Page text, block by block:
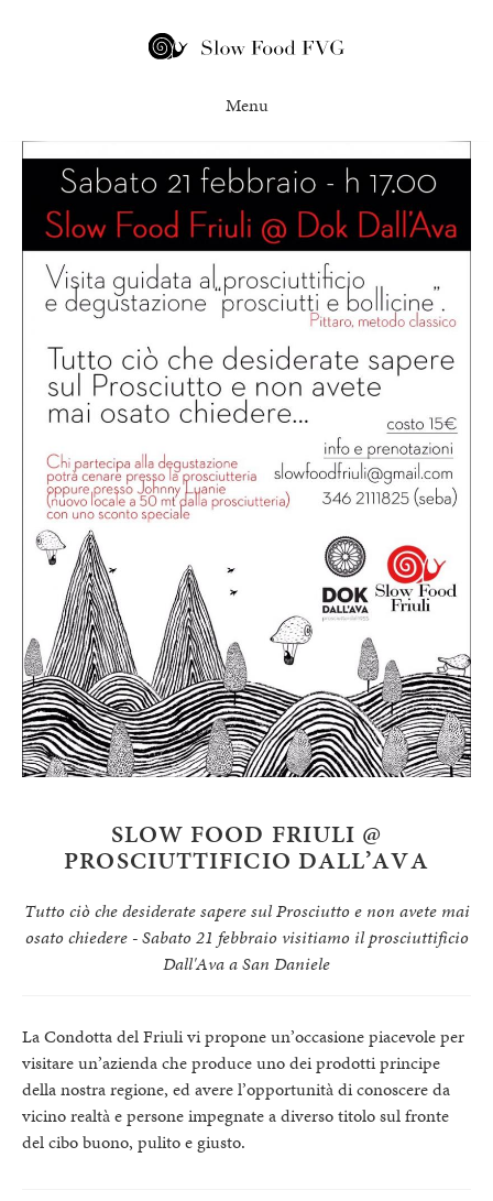
SLOW FOOD FRIULI @
PROSCIUTTIFICIO DALL’AVA
Tutto ciò che desiderate sapere sul Prosciutto e non avete mai
osato chiedere - Sabato 21 febbraio visitiamo il prosciuttificio
Dall'Ava a San Daniele
La Condotta del Friuli vi propone un’occasione piacevole per
visitare un’azienda che produce uno dei prodotti principe
della nostra regione, ed avere l’opportunità di conoscere da
vicino realtà e persone impegnate a diverso titolo sul fronte
del cibo buono, pulito e giusto.